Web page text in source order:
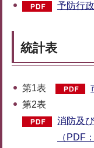
予防行
統計表
第1表
第2表
消防及
（PDF